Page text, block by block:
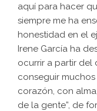
aquí para hacer
siempre me ha
honestidad en el
Irene García ha
ocurrir a partir del
conseguir
corazón, con
de la gente”, de